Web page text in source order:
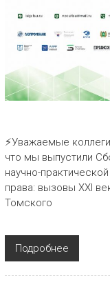
⚡Уважаемые
что мы выпустили
научно-
права: вызовы XXI
Томского
Подробнее